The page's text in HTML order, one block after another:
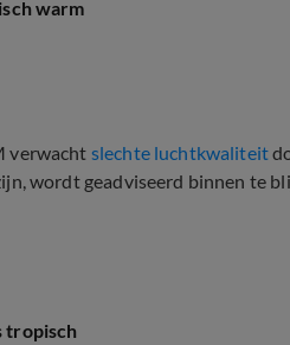
warm
verwacht slechte luchtkwaliteit
wordt geadviseerd binnen te
tropisch